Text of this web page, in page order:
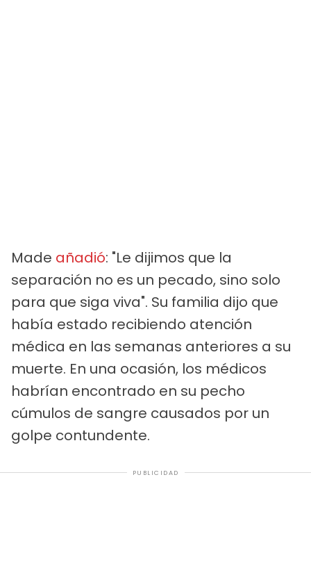
Made añadió: "Le dijimos que la
separación no es un pecado, sino solo
para que siga viva". Su familia dijo que
había estado recibiendo atención
médica en las semanas anteriores a su
muerte. En una ocasión, los médicos
habrían encontrado en su pecho
cúmulos de sangre causados por un
golpe contundente.
PUBLICIDAD